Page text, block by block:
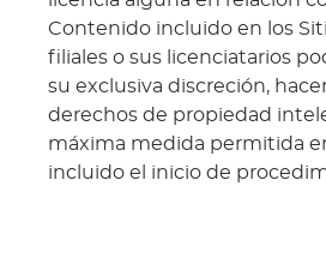
Contenido incluido en los
filiales o sus licenciatarios
su exclusiva discreción,
derechos de propiedad
máxima medida permitida
incluido el inicio de